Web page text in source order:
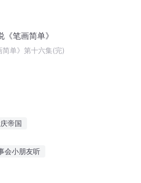
《笔画简单》
简单》第十六集(完)
帝国
会小朋友听